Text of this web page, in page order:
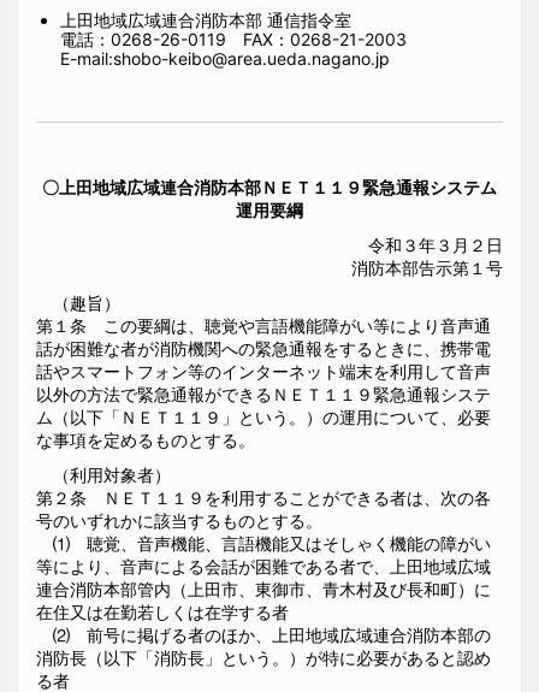
上田地域広域連合消防本部 通信指令室
電話：0268-26-0119 FAX：0268-21-2003
E-mail:shobo-keibo@area.ueda.nagano.jp
〇上田地域広域連合消防本部ＮＥＴ１１９緊急通報システム
運用要綱
令和３年３月２日
消防本部告示第１号
（趣旨）
第１条 この要綱は、聴覚や言語機能障がい等により音声通
話が困難な者が消防機関への緊急通報をするときに、携帯電
話やスマートフォン等のインターネット端末を利用して音声
以外の方法で緊急通報ができるＮＥＴ１１９緊急通報システ
ム（以下「ＮＥＴ１１９」という。）の運用について、必要
な事項を定めるものとする。
（利用対象者）
第２条 ＮＥＴ１１９を利用することができる者は、次の各
号のいずれかに該当するものとする。
⑴ 聴覚、音声機能、言語機能又はそしゃく機能の障がい
等により、音声による会話が困難である者で、上田地域広域
連合消防本部管内（上田市、東御市、青木村及び長和町）に
在住又は在勤若しくは在学する者
⑵ 前号に掲げる者のほか、上田地域広域連合消防本部の
消防長（以下「消防長」という。）が特に必要があると認め
る者